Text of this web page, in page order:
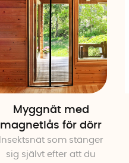
Myggnät med
magnetlås för dörr
Insektsnät som stänger
sig självt efter att du